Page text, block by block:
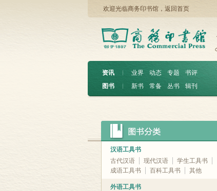
欢迎光临商务印书馆， 返回首页
资讯 ︱ 业界 动态 专题
书评
图书
︱ 新书 常备 丛书 辑刊
汉语工具书
古代汉语
现代汉语
学生工具书
成语工具书
百科工具书 其他
外语工具书